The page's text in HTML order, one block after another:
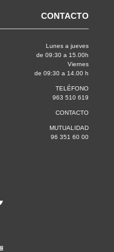
CONTACTO
Lunes a jueves
de 09:30 a 15.00h
Viernes
de 09:30 a 14.00 h
TELÉFONO
963 510 619
CONTACTO
MUTUALIDAD
96 351 60 00